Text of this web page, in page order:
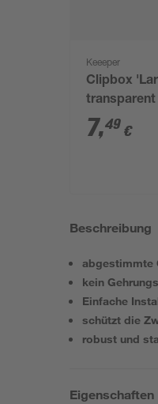
Keeeper
Clipbox
transparent 39 x 29
16,5 cm
Deckel
7,49 €
Beschreibung
abgestimmte
kein
Einfache
schützt die
robust und
Eigenschaften